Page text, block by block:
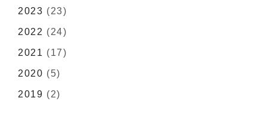
2023 (23)
2022 (24)
2021 (17)
2020 (5)
2019 (2)